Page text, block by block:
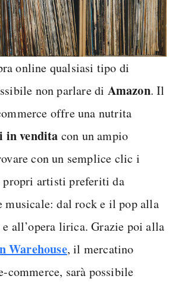
online qualsiasi tipo di
non parlare di Amazon. Il
offre una nutrita
in vendita con un ampio
con un semplice clic i
propri artisti preferiti da
musicale: dal rock e il pop alla
all’opera lirica. Grazie poi alla
Warehouse, il mercatino
commerce, sarà possibile